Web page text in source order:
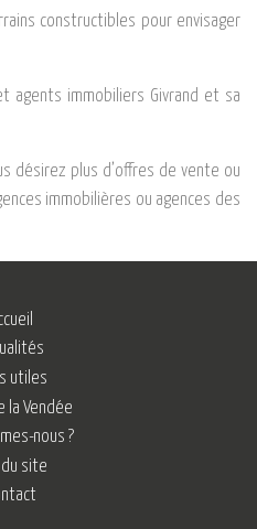
constructibles pour envisager
agents immobiliers Givrand et sa
désirez plus d’offres de vente ou
immobilières ou agences des
utiles
la Vendée
nous ?
du site